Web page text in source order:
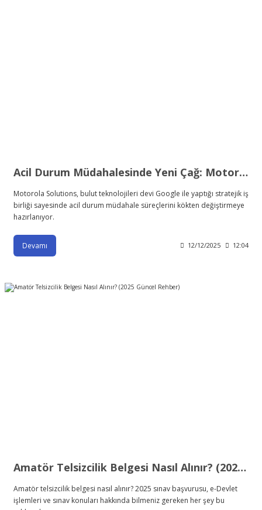
Acil Durum Müdahalesinde Yeni Çağ: Motorola Solutions ve Google, 911 Aramalarına "Canlı Video" Gücünü Getiriyor
Motorola Solutions, bulut teknolojileri devi Google ile yaptığı stratejik iş
birliği sayesinde acil durum müdahale süreçlerini kökten değiştirmeye
hazırlanıyor.
Devamı 12/12/2025 12:04
Amatör Telsizcilik Belgesi Nasıl Alınır? (2025 Güncel Rehber)
Amatör telsizcilik belgesi nasıl alınır? 2025 sınav başvurusu, e-Devlet
işlemleri ve sınav konuları hakkında bilmeniz gereken her şey bu